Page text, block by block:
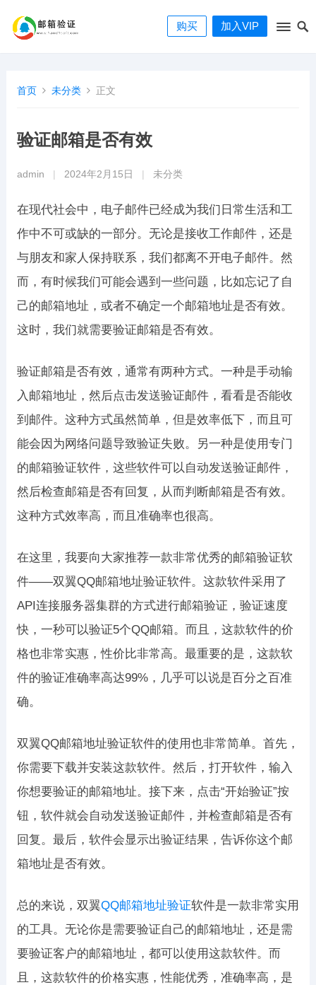
购买 加入VIP
首页 未分类 正文
验证邮箱是否有效
admin 2024年2月15日 未分类
在现代社会中，电子邮件已经成为我们日常生活和工
作中不可或缺的一部分。无论是接收工作邮件，还是
与朋友和家人保持联系，我们都离不开电子邮件。然
而，有时候我们可能会遇到一些问题，比如忘记了自
己的邮箱地址，或者不确定一个邮箱地址是否有效。
这时，我们就需要验证邮箱是否有效。
验证邮箱是否有效，通常有两种方式。一种是手动输
入邮箱地址，然后点击发送验证邮件，看看是否能收
到邮件。这种方式虽然简单，但是效率低下，而且可
能会因为网络问题导致验证失败。另一种是使用专门
的邮箱验证软件，这些软件可以自动发送验证邮件，
然后检查邮箱是否有回复，从而判断邮箱是否有效。
这种方式效率高，而且准确率也很高。
在这里，我要向大家推荐一款非常优秀的邮箱验证软
件——双翼QQ邮箱地址验证软件。这款软件采用了
API连接服务器集群的方式进行邮箱验证，验证速度
快，一秒可以验证5个QQ邮箱。而且，这款软件的价
格也非常实惠，性价比非常高。最重要的是，这款软
件的验证准确率高达99%，几乎可以说是百分之百准
确。
双翼QQ邮箱地址验证软件的使用也非常简单。首先，
你需要下载并安装这款软件。然后，打开软件，输入
你想要验证的邮箱地址。接下来，点击“开始验证”按
钮，软件就会自动发送验证邮件，并检查邮箱是否有
回复。最后，软件会显示出验证结果，告诉你这个邮
箱地址是否有效。
总的来说，双翼QQ邮箱地址验证软件是一款非常实用
的工具。无论你是需要验证自己的邮箱地址，还是需
要验证客户的邮箱地址，都可以使用这款软件。而
且，这款软件的价格实惠，性能优秀，准确率高，是